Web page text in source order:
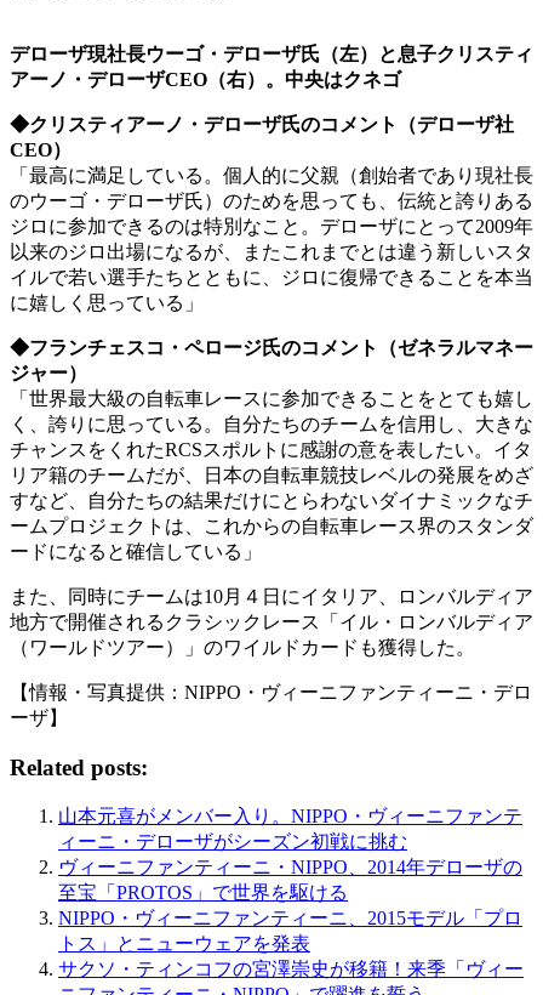
デローザ現社長ウーゴ・デローザ氏（左）と息子クリスティ
アーノ・デローザCEO（右）。中央はクネゴ
◆クリスティアーノ・デローザ氏のコメント（デローザ社
CEO）
「最高に満足している。個人的に父親（創始者であり現社長
のウーゴ・デローザ氏）のためを思っても、伝統と誇りある
ジロに参加できるのは特別なこと。デローザにとって2009年
以来のジロ出場になるが、またこれまでとは違う新しいスタ
イルで若い選手たちとともに、ジロに復帰できることを本当
に嬉しく思っている」
◆フランチェスコ・ペロージ氏のコメント（ゼネラルマネー
ジャー）
「世界最大級の自転車レースに参加できることをとても嬉し
く、誇りに思っている。自分たちのチームを信用し、大きな
チャンスをくれたRCSスポルトに感謝の意を表したい。イタ
リア籍のチームだが、日本の自転車競技レベルの発展をめざ
すなど、自分たちの結果だけにとらわないダイナミックなチ
ームプロジェクトは、これからの自転車レース界のスタンダ
ードになると確信している」
また、同時にチームは10月４日にイタリア、ロンバルディア
地方で開催されるクラシックレース「イル・ロンバルディア
（ワールドツアー）」のワイルドカードも獲得した。
【情報・写真提供：NIPPO・ヴィーニファンティーニ・デロ
ーザ】
Related posts:
山本元喜がメンバー入り。NIPPO・ヴィーニファンテ
ィーニ・デローザがシーズン初戦に挑む
ヴィーニファンティーニ・NIPPO、2014年デローザの
至宝「PROTOS」で世界を駆ける
NIPPO・ヴィーニファンティーニ、2015モデル「プロ
トス」とニューウェアを発表
サクソ・ティンコフの宮澤崇史が移籍！来季「ヴィー